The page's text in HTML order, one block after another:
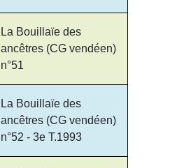
La Bouillaïe des
ancêtres (CG vendéen)
n°51
La Bouillaïe des
ancêtres (CG vendéen)
n°52 - 3e T.1993